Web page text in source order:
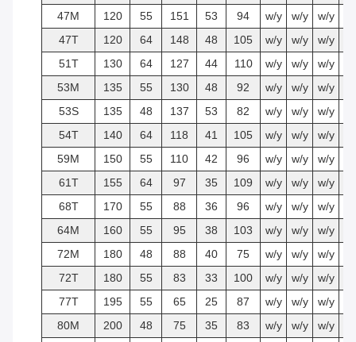
47M
120 55 151 53 94 w/y w/y w/y
47T
120 64 148 48 105 w/y w/y w/y
51T
130 64 127 44 110 w/y w/y w/y
53M
135 55 130 48 92 w/y w/y w/y
53S
135 48 137 53 82 w/y w/y w/y
54T
140 64 118 41 105 w/y w/y w/y
59M
150 55 110 42 96 w/y w/y w/y
61T
155 64 97 35 109 w/y w/y w/y
68T
170 55 88 36 96 w/y w/y w/y
64M
160 55 95 38 103 w/y w/y w/y
72M
180 48 88 40 75 w/y w/y w/y
72T
180 55 83 33 100 w/y w/y w/y
77T
195 55 65 25 87 w/y w/y w/y
80M
200 48 75 35 83 w/y w/y w/y